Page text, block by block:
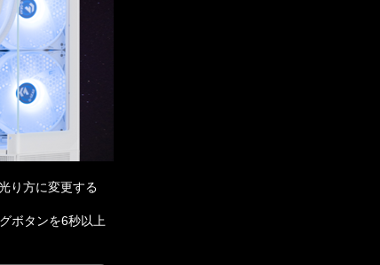
り方に変更する
ボタンを6秒以上